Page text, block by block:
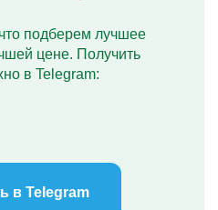
подберем лучшее
цене. Получить
в Telegram:
в Telegram